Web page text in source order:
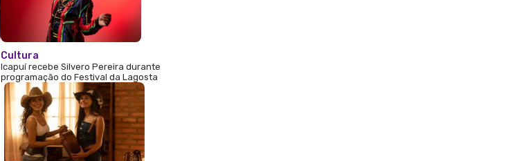
Cultura
Icapuí recebe Silvero Pereira durante
programação do Festival da Lagosta